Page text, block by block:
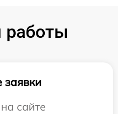
сайте